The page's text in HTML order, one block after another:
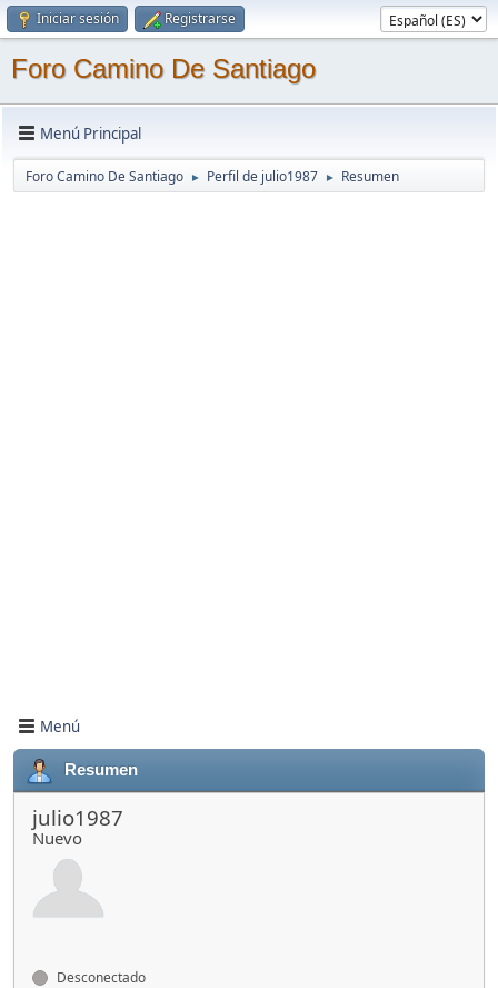
Iniciar sesión Registrarse
Foro Camino De Santiago
Menú Principal
Foro Camino De Santiago ► Perfil de julio1987 ► Resumen
Menú
Resumen
julio1987
Nuevo
Desconectado